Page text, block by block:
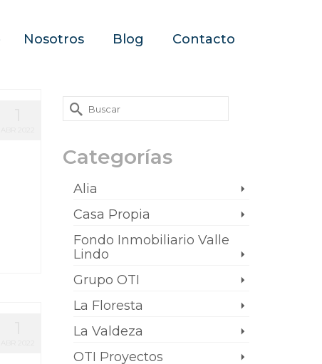
Nosotros Blog Contacto
Categorías
Alia
Casa Propia
Fondo Inmobiliario Valle
Lindo
Grupo OTI
La Floresta
La Valdeza
OTI Proyectos